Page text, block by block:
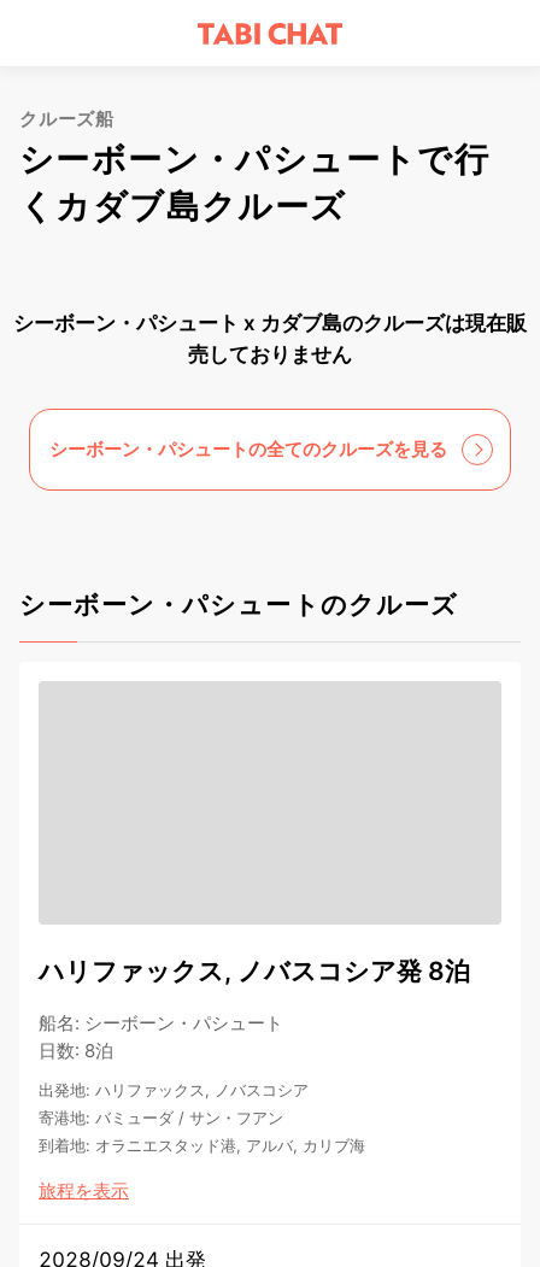
クルーズ船
シーボーン・パシュートで行
くカダブ島クルーズ
シーボーン・パシュート x カダブ島のクルーズは現在販
売しておりません
シーボーン・パシュートの全てのクルーズを見る
シーボーン・パシュートのクルーズ
ハリファックス, ノバスコシア発 8泊
船名: シーボーン・パシュート
日数: 8泊
出発地: ハリファックス, ノバスコシア
寄港地: バミューダ / サン・フアン
到着地: オラニエスタッド港, アルバ, カリブ海
旅程を表示
2028/09/24 出発